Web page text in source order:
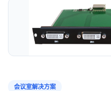
会议室解决方案